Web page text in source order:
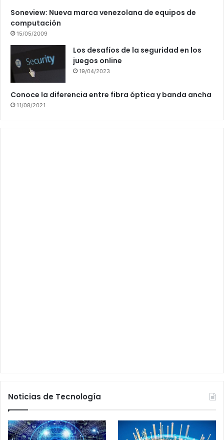
Soneview: Nueva marca venezolana de equipos de
computación
15/05/2009
Los desafíos de la seguridad en los
juegos online
19/04/2023
Conoce la diferencia entre fibra óptica y banda ancha
11/08/2021
Noticias de Tecnología